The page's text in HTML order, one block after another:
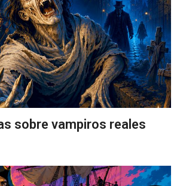
sobre vampiros reales